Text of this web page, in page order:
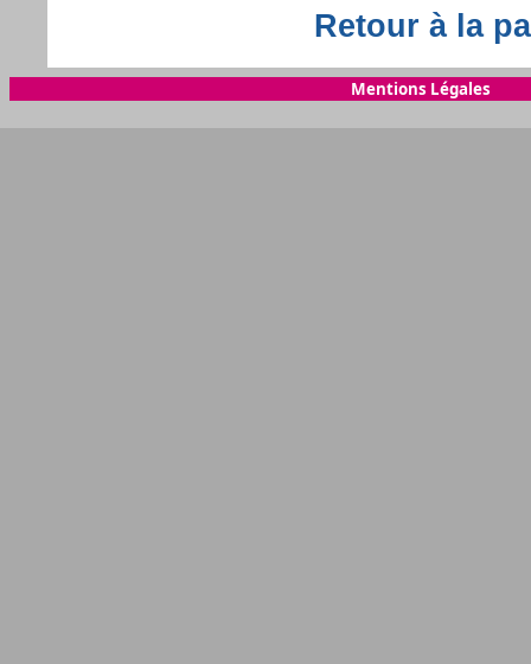
Retour à la
Mentions Légales